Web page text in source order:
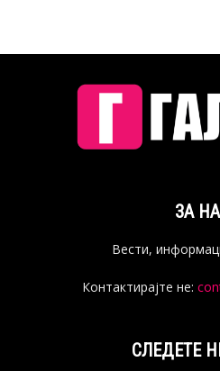
ЗА
Вести,
Контактирајте не:
СЛЕДЕТЕ